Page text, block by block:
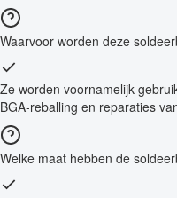
Waarvoor worden deze
Ze worden voornamelijk
BGA-reballing en reparaties
Welke maat hebben de